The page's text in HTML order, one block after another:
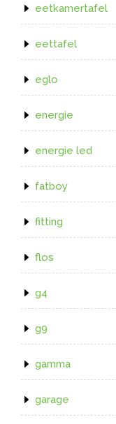
eetkamertafel
eettafel
eglo
energie
energie led
fatboy
fitting
flos
g4
g9
gamma
garage